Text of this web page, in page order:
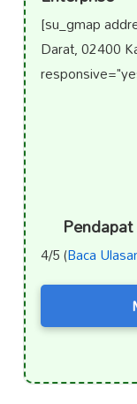
[su_gmap
Darat, 02400
Pendapat
4/5 (Baca